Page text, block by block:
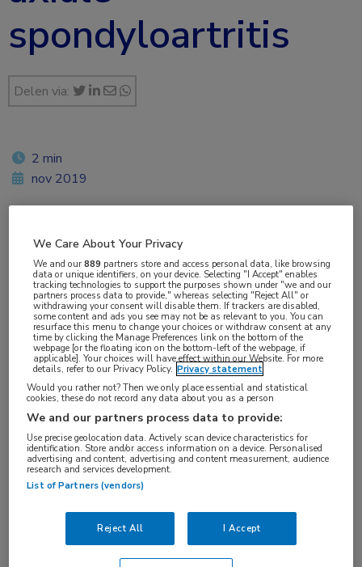
spondyloartritis
Delen via:
Ixekizumab (IXE) vermindert vermoeidheid en pijn
bij patiënten met radiografische axiale
spondyloartritis (r-axSpA). Ook de kwaliteit van
de slaap bij deze patiënten verbetert door het
medicijn. Dat blijkt uit Brits onderzoek dat deze
week in Atlanta op het ACR/ARHP-congres werd
2 min
nov 2019
Vakgebieden:
Reumatologie
Tags:
adalimumab,ixekizumab,pijn ,slaap
We Care About Your Privacy
We and our889 partners store and access personal data, like browsing
data or unique identifiers, on your device. Selecting "I Accept" enables
tracking technologies to support the purposes shown under "we and our
partners process data to provide," whereas selecting "Reject All" or
withdrawing your consent will disable them. If trackers are disabled,
some content and ads you see may not be as relevant to you. You can
resurface this menu to change your choices or withdraw consent at any
time by clicking the Manage Preferences link on the bottom of the
webpage [or the floating icon on the bottom-left of the webpage, if
applicable]. Your choices will have effect within our Website. For more
details, refer to our Privacy Policy. Privacy statement
Would you rather not? Then we only place essential and statistical
cookies, these do not record any data about you as a person
We and our partners process data to provide:
Use precise geolocation data. Actively scan device characteristics for
identification. Store and/or access information on a device. Personalised
advertising and content, advertising and content measurement, audience
research and services development.
List of Partners (vendors)
Reject All I Accept